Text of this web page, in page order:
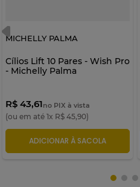
MICHELLY PALMA
Cílios Lift 10 Pares - Wish Pro
- Michelly Palma
R$ 43,61no PIX à vista
(ou em até 1x R$ 45,90)
ADICIONAR À SACOLA